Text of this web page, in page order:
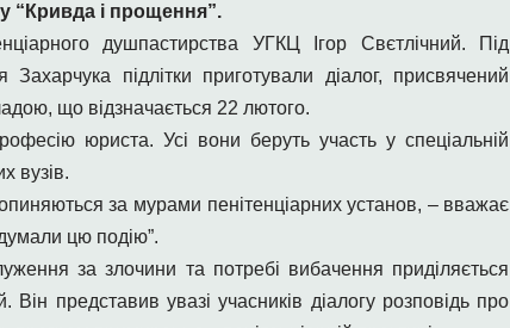
“Кривда і прощення”.
душпастирства УГКЦ Ігор Свєтлічний. Під
підлітки приготували діалог, присвячений
що відзначається 22 лютого.
юриста. Усі вони беруть участь у спеціальній
вузів.
за мурами пенітенціарних установ, – вважає
цю подію”.
за злочини та потребі вибачення приділяється
представив увазі учасників діалогу розповідь про